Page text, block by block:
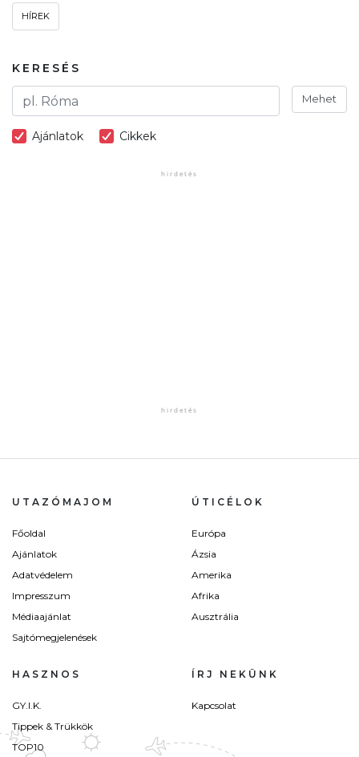
HÍREK
KERESÉS
Mehet
Ajánlatok Cikkek
UTAZÓMAJOM
Főoldal
Ajánlatok
Adatvédelem
Impresszum
Médiaajánlat
Sajtómegjelenések
ÚTICÉLOK
Európa
Ázsia
Amerika
Afrika
Ausztrália
HASZNOS
GY.I.K.
Tippek & Trükkök
TOP10
ÍRJ NEKÜNK
Kapcsolat